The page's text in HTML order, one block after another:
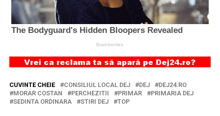
CUVINTE CHEIE CONSILIUL LOCAL DEJ DEJ
DEJ24.RO
MORAR COSTAN
PERCHEZITII PRIMAR
PRIMARIA DEJ
SEDINTA ORDINARA
STIRI DEJ TOP